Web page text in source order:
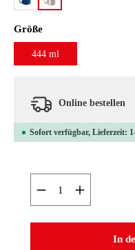
blue speckle
brushed
Größeauswählen
444 ml
Online bestellen
Sofort verfügbar, Lieferzeit:
Produkt Anzahl:
In